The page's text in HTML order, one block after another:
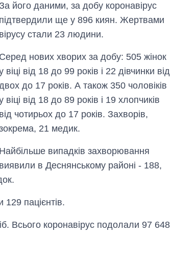
його даними, за добу коронавірус
підтвердили ще у 896 киян. Жертвами
вірусу стали 23 людини.
Серед нових хворих за добу: 505 жінок
віці від 18 до 99 років і 22 дівчинки від
до 17 років. А також 350 чоловіків
віці від 18 до 89 років і 19 хлопчиків
від чотирьох до 17 років. Захворів,
21 медик.
Найбільше випадків захворювання
виявили в Деснянському районі - 188,
129 пацієнтів.
Всього коронавірус подолали 97 648
Вісім масованих
за літо: Київ та
область стали